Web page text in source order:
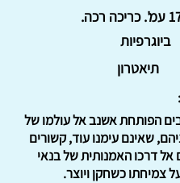
רכה.
ביוגרפיות
תיאטרון
הפותחת אשנב אל עולמו של
שאינם עימנו עוד, קשורים
אל דרכו האמנותית של בנאי
צמיחתו כשחקן ויוצר.